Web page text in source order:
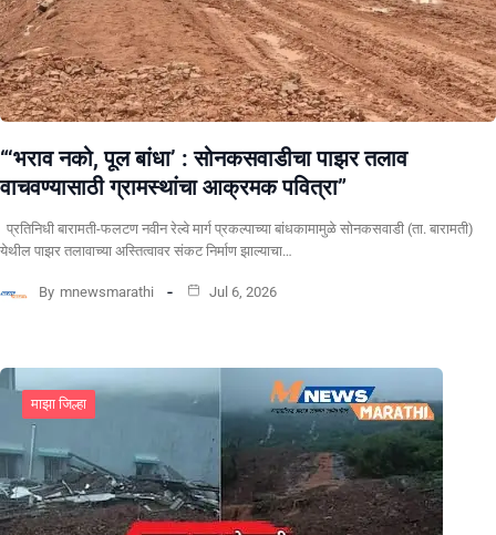
“‘भराव नको, पूल बांधा’ : सोनकसवाडीचा पाझर तलाव
वाचवण्यासाठी ग्रामस्थांचा आक्रमक पवित्रा”
प्रतिनिधी बारामती-फलटण नवीन रेल्वे मार्ग प्रकल्पाच्या बांधकामामुळे सोनकसवाडी (ता. बारामती)
येथील पाझर तलावाच्या अस्तित्वावर संकट निर्माण झाल्याचा…
By mnewsmarathi Jul 6, 2026
माझा जिल्हा